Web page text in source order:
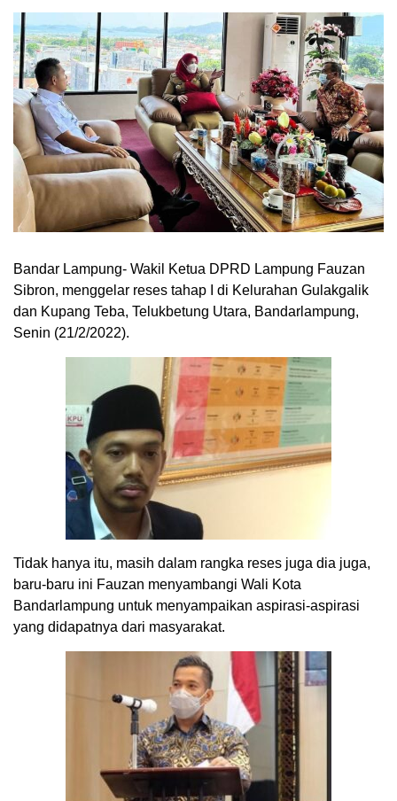
Bandar Lampung- Wakil Ketua DPRD Lampung Fauzan
Sibron, menggelar reses tahap I di Kelurahan Gulakgalik
dan Kupang Teba, Telukbetung Utara, Bandarlampung,
Senin (21/2/2022).
Tidak hanya itu, masih dalam rangka reses juga dia juga,
baru-baru ini Fauzan menyambangi Wali Kota
Bandarlampung untuk menyampaikan aspirasi-aspirasi
yang didapatnya dari masyarakat.